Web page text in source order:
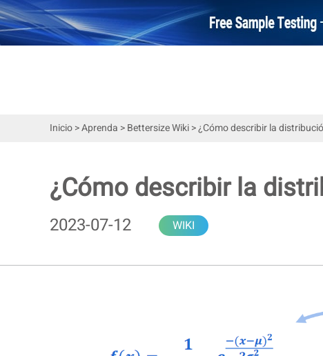
Inicio>Aprenda >Bettersize Wiki>¿Cómo describir la
¿Cómo describir la
2023-07-12 WIKI